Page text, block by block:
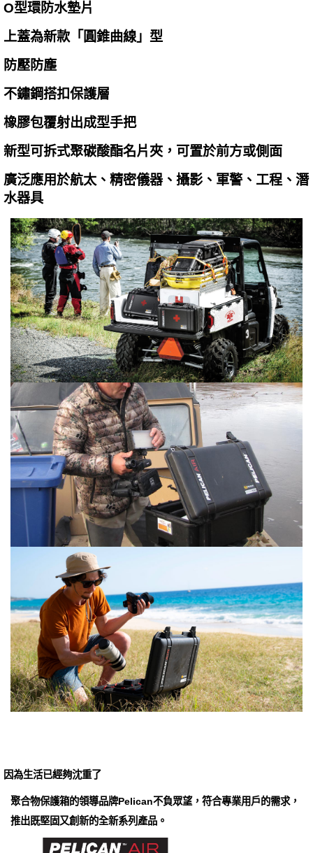
O型環防水墊片
上蓋為新款「圓錐曲線」型
防壓防塵
不鏽鋼搭扣保護層
橡膠包覆射出成型手把
新型可拆式聚碳酸酯名片夾，可置於前方或側面
廣泛應用於航太、精密儀器、攝影、軍警、工程、潛
水器具
因為生活已經夠沈重了
聚合物保護箱的領導品牌Pelican不負眾望，符合專業用戶的需求，
推出既堅固又創新的全新系列產品。